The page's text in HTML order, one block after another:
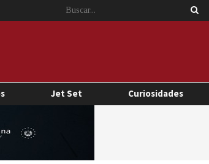
Jet Set Curiosidades